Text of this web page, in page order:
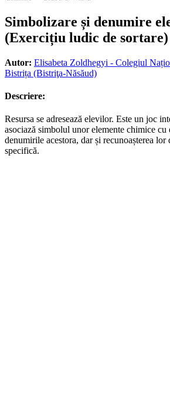
Simbolizare și denumire
(Exercițiu ludic de sortare)
Autor: Elisabeta Zoldhegyi - Colegiul
Bistrița (Bistriţa-Năsăud)
Descriere:
Resursa se adresează elevilor. Este un joc
asociază simbolul unor elemente chimice cu
denumirile acestora, dar și recunoașterea lor
specifică.